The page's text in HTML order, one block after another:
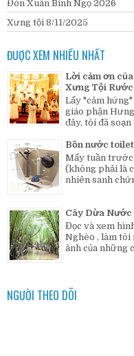
Đón Xuân Bính Ngọ 2026
Xưng tội 8/11/2025
ĐƯỢC XEM NHIỀU NHẤT
Lời cảm ơn
Xưng Tội
Lấy "cảm
giáo phận
đây, tôi đã soạn
Bồn nước
Mấy tuần
(không phải là
nhiên sanh
Cây Dừa Nước
Đọc và xem
Nghèo , làm tôi
ảnh của những
NGƯỜI THEO DÕI